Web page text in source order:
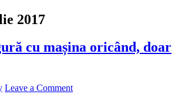
2017
cu mașina oricând, doar
Leave a Comment